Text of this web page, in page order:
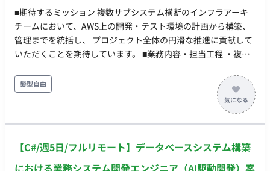
可能（フルフレックスですが日中帯稼働できることがベース）
■期待するミッション 複数サブシステム横断のインフラアーキ
チームにおいて、AWS上の開発・テスト環境の計画から構築、
管理までを統括し、 プロジェクト全体の円滑な推進に貢献して
いただくことを期待しています。 ■業務内容・担当工程 ・複数
開発・テスト環境を計画・構築・管理 ・必要な環境数・構成・
スペック・利用期間の設計、環境利用スケジュール調整 ・未使
用環境の停止等を含むAWSリソース・コスト管理、環境運用ル
ール整備 ■働き方 ・稼働量：週5日 ・リモート稼働：一部リモ
日程度出社できる方好ましい）
髪型自由
【C#/週5日/フルリモート】データベースシステム構築
における業務システム開発エンジニア（AI駆動開発）案